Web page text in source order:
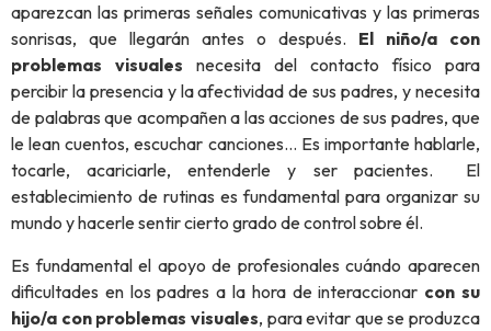
aparezcan las primeras señales comunicativas y las primeras
sonrisas, que llegarán antes o después. El niño/a con
problemas visuales necesita del contacto físico para
percibir la presencia y la afectividad de sus padres, y necesita
de palabras que acompañen a las acciones de sus padres, que
le lean cuentos, escuchar canciones… Es importante hablarle,
tocarle, acariciarle, entenderle y ser pacientes. El
establecimiento de rutinas es fundamental para organizar su
mundo y hacerle sentir cierto grado de control sobre él.
Es fundamental el apoyo de profesionales cuándo aparecen
dificultades en los padres a la hora de interaccionar con su
hijo/a con problemas visuales, para evitar que se produzca